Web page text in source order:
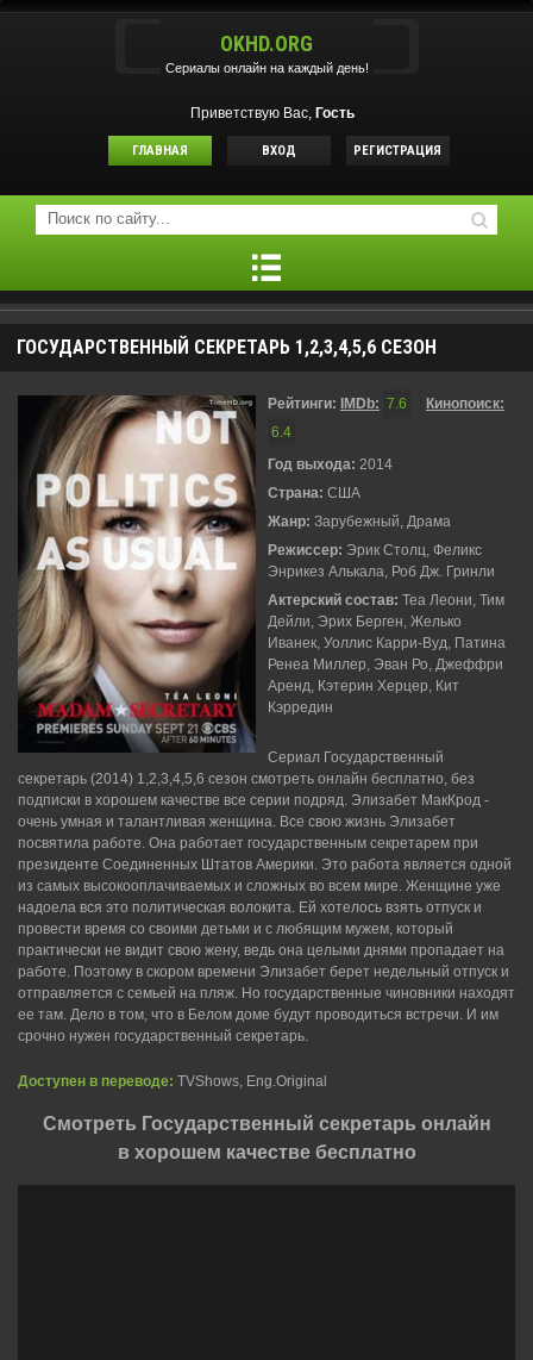
OKHD.ORG
Сериалы онлайн на каждый день!
Приветствую Вас, Гость
ГЛАВНАЯ ВХОД РЕГИСТРАЦИЯ
ГОСУДАРСТВЕННЫЙ СЕКРЕТАРЬ 1,2,3,4,5,6 СЕЗОН
Рейтинги: IMDb: 7.6
Кинопоиск:
6.4
Год выхода: 2014
Страна: США
Жанр: Зарубежный, Драма
Режиссер: Эрик Столц, Феликс
Энрикез Алькала, Роб Дж. Гринли
Актерский состав: Теа Леони, Тим
Дейли, Эрих Берген, Желько
Иванек, Уоллис Карри-Вуд, Патина
Ренеа Миллер, Эван Ро, Джеффри
Аренд, Кэтерин Херцер, Кит
Кэрредин
Сериал Государственный
секретарь (2014) 1,2,3,4,5,6 сезон смотреть онлайн бесплатно, без
подписки в хорошем качестве все серии подряд. Элизабет МакКрод -
очень умная и талантливая женщина. Все свою жизнь Элизабет
посвятила работе. Она работает государственным секретарем при
президенте Соединенных Штатов Америки. Это работа является одной
из самых высокооплачиваемых и сложных во всем мире. Женщине уже
надоела вся это политическая волокита. Ей хотелось взять отпуск и
провести время со своими детьми и с любящим мужем, который
практически не видит свою жену, ведь она целыми днями пропадает на
работе. Поэтому в скором времени Элизабет берет недельный отпуск и
отправляется с семьей на пляж. Но государственные чиновники находят
ее там. Дело в том, что в Белом доме будут проводиться встречи. И им
срочно нужен государственный секретарь.
Доступен в переводе: TVShows, Eng.Original
Смотреть Государственный секретарь онлайн
в хорошем качестве бесплатно